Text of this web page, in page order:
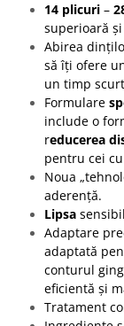
14 plicuri –
superioară
Abirea
să îți ofere
un timp
Formulare
include o
reducerea
pentru cei
Noua
aderență.
Lipsa
Adaptare
adaptată
conturul
eficientă și
Tratament